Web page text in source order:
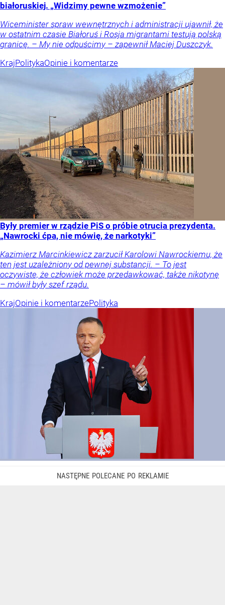
białoruskiej. „Widzimy pewne wzmożenie”
Wiceminister spraw wewnętrznych i administracji ujawnił, że
w ostatnim czasie Białoruś i Rosja migrantami testują polską
granicę. – My nie odpuścimy – zapewnił Maciej Duszczyk.
KrajPolitykaOpinie i komentarze
Były premier w rządzie PiS o próbie otrucia prezydenta.
„Nawrocki ćpa, nie mówię, że narkotyki”
Kazimierz Marcinkiewicz zarzucił Karolowi Nawrockiemu, że
ten jest uzależniony od pewnej substancji. – To jest
oczywiste, że człowiek może przedawkować, także nikotynę
– mówił były szef rządu.
KrajOpinie i komentarzePolityka